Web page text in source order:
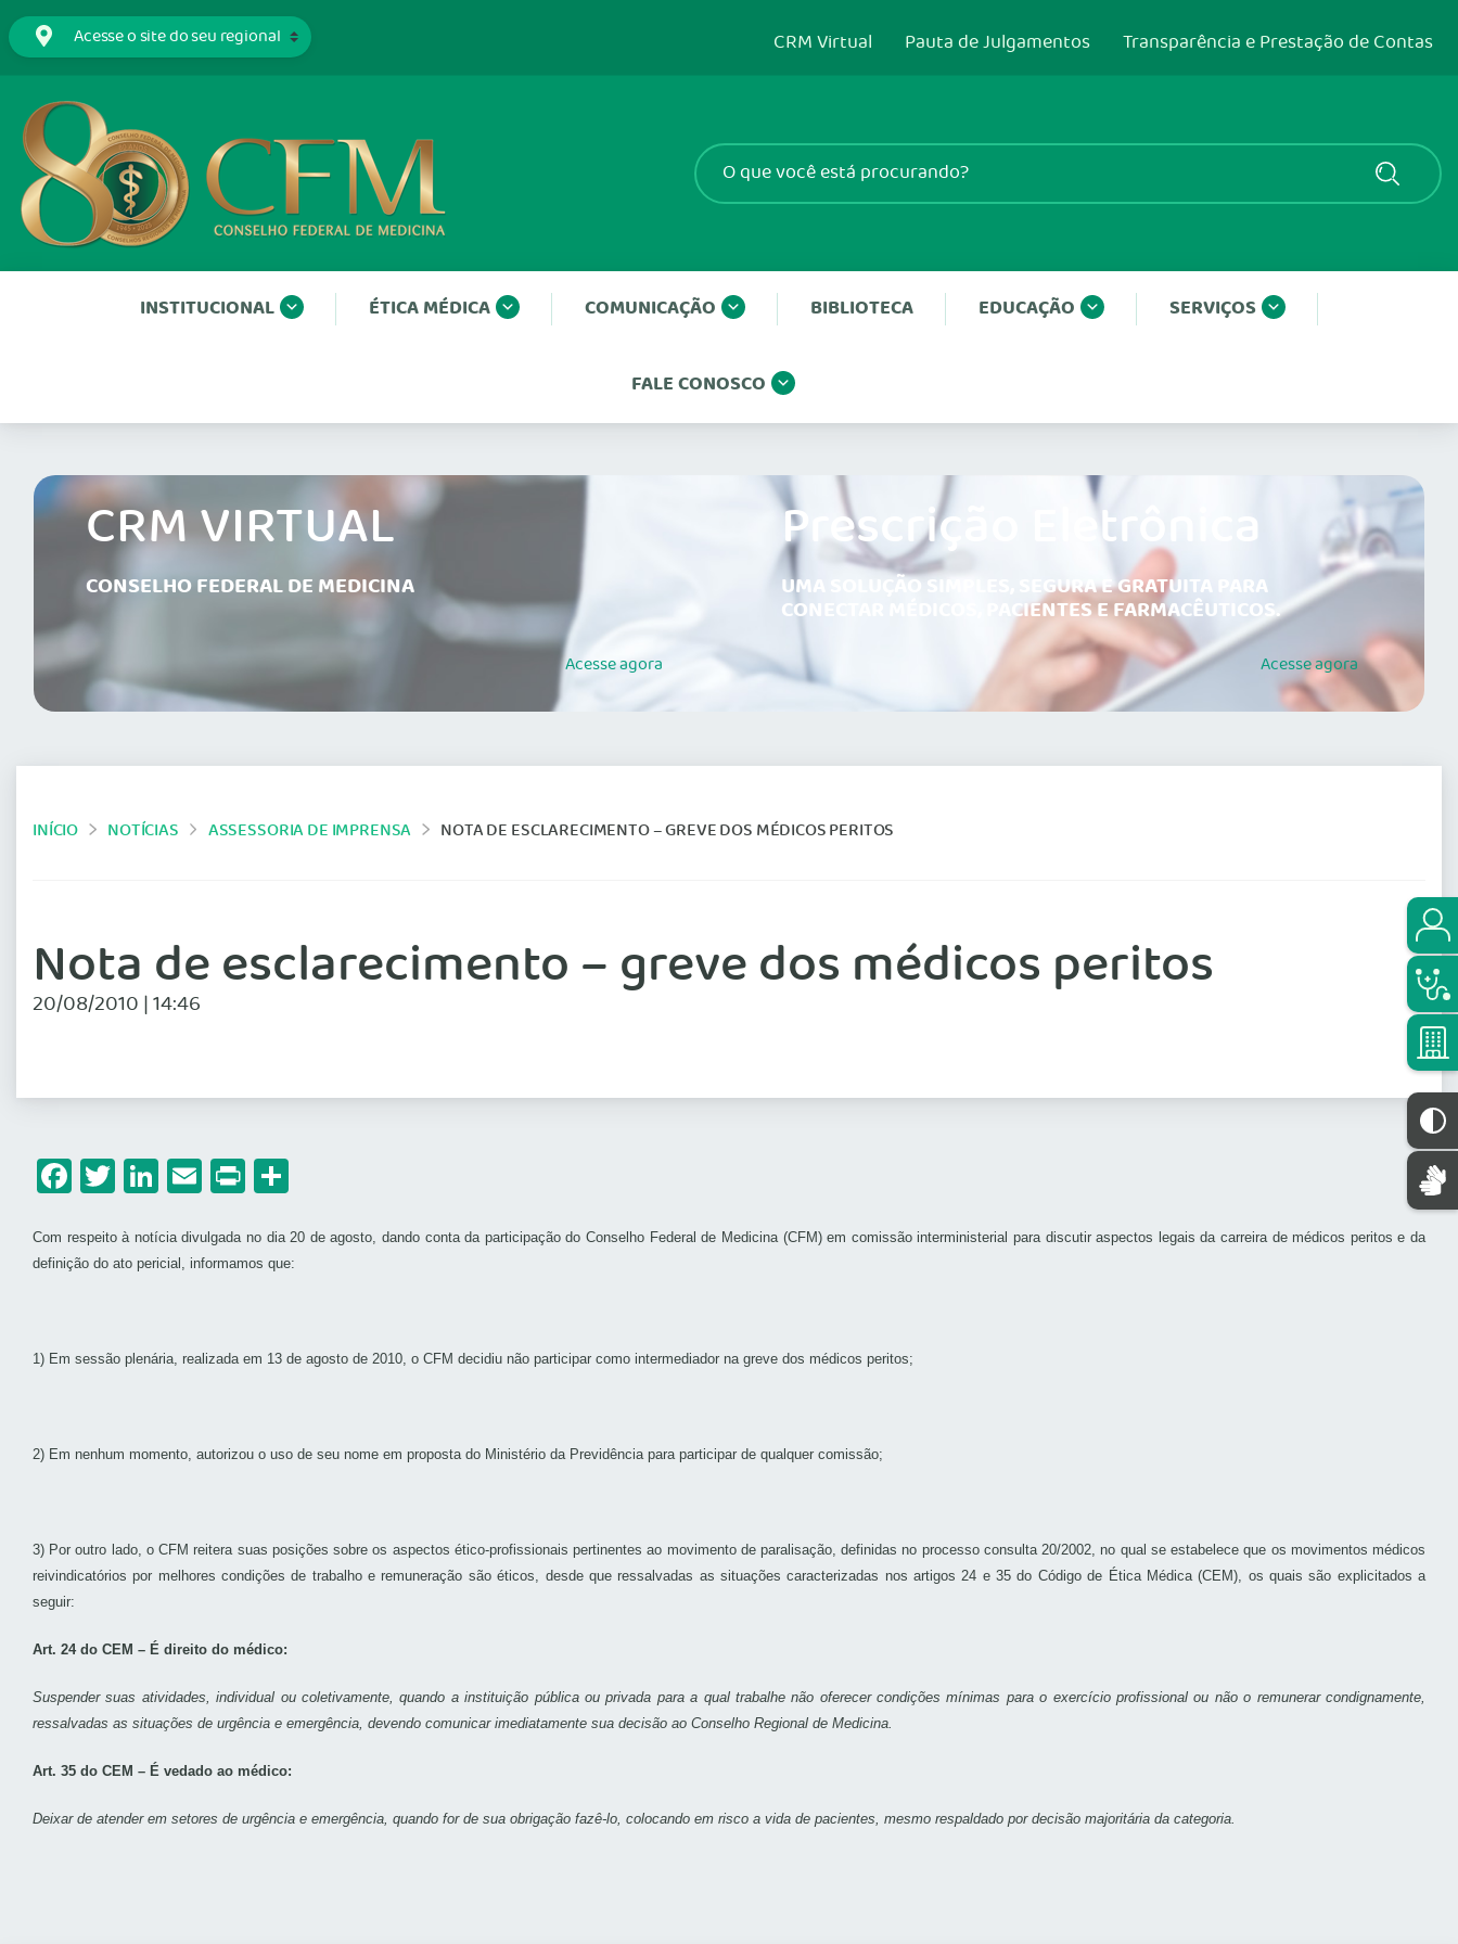
CRM Virtual Pauta de Julgamentos Transparência e Prestação de Contas
INSTITUCIONAL ÉTICA MÉDICA COMUNICAÇÃO BIBLIOTECA EDUCAÇÃO SERVIÇOS
FALE CONOSCO
CRM VIRTUAL
CONSELHO FEDERAL DE MEDICINA
Acesseagora
Prescrição Eletrônica
UMA SOLUÇÃO SIMPLES, SEGURA E GRATUITA PARA
CONECTAR MÉDICOS, PACIENTES E FARMACÊUTICOS.
Acesseagora
INÍCIO NOTÍCIAS ASSESSORIA DE IMPRENSA NOTA DE ESCLARECIMENTO – GREVE DOS MÉDICOS PERITOS
Nota de esclarecimento – greve dos médicos peritos
20/08/2010 | 14:46
Facebook
Twitter
LinkedIn
Email
Print
Com respeito à notícia divulgada no dia 20 de agosto, dando conta da participação do Conselho Federal de Medicina (CFM) em comissão interministerial para discutir aspectos legais da carreira de médicos peritos e da
definição do ato pericial, informamos que:
1) Em sessão plenária, realizada em 13 de agosto de 2010, o CFM decidiu não participar como intermediador na greve dos médicos peritos;
2) Em nenhum momento, autorizou o uso de seu nome em proposta do Ministério da Previdência para participar de qualquer comissão;
3) Por outro lado, o CFM reitera suas posições sobre os aspectos ético-profissionais pertinentes ao movimento de paralisação, definidas no processo consulta 20/2002, no qual se estabelece que os movimentos médicos
reivindicatórios por melhores condições de trabalho e remuneração são éticos, desde que ressalvadas as situações caracterizadas nos artigos 24 e 35 do Código de Ética Médica (CEM), os quais são explicitados a
seguir:
Art. 24 do CEM – É direito do médico:
Suspender suas atividades, individual ou coletivamente, quando a instituição pública ou privada para a qual trabalhe não oferecer condições mínimas para o exercício profissional ou não o remunerar condignamente,
ressalvadas as situações de urgência e emergência, devendo comunicar imediatamente sua decisão ao Conselho Regional de Medicina.
Art. 35 do CEM – É vedado ao médico:
Deixar de atender em setores de urgência e emergência, quando for de sua obrigação fazê-lo, colocando em risco a vida de pacientes, mesmo respaldado por decisão majoritária da categoria.